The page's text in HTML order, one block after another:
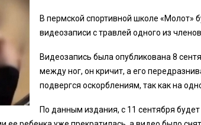
В пермской спортивной школе «Молот»
видеозаписи с травлей одного из
Видеозапись была опубликована 8
между ног, он кричит, а его
подвергся оскорблениям, так как на
По данным издания, с 11 сентября